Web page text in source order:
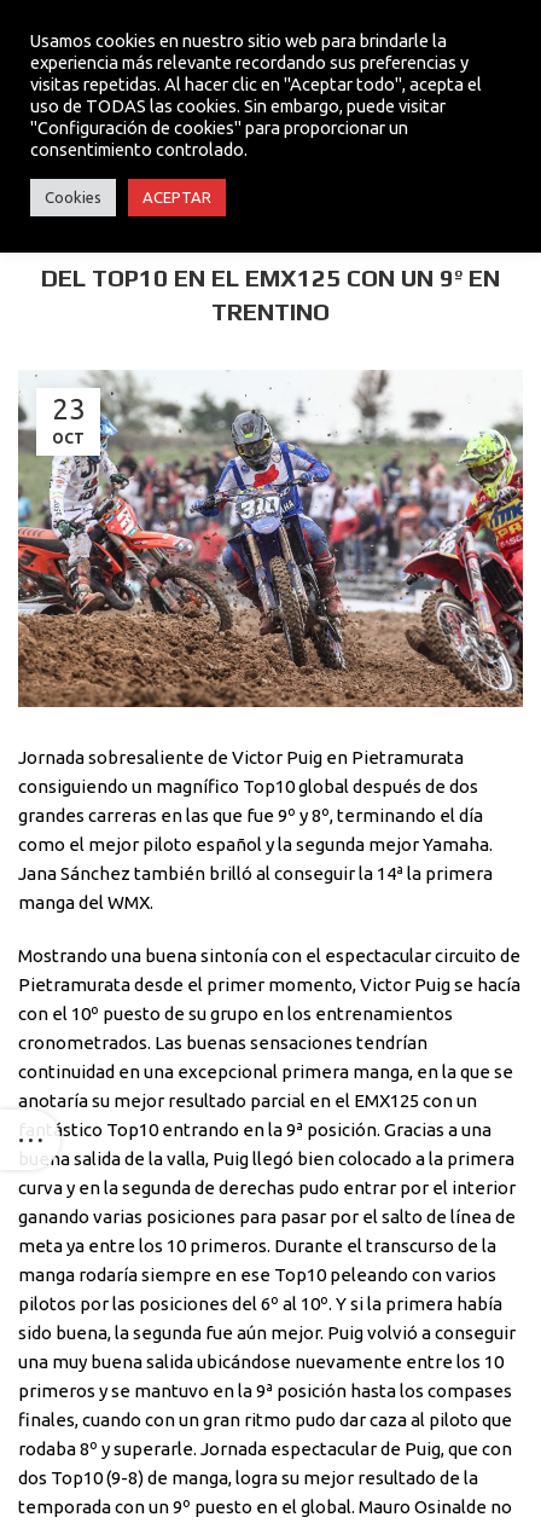
MENU
DEL TOP10 EN EL EMX125 CON UN 9º EN
TRENTINO
23
OCT
Jornada sobresaliente de Victor Puig en Pietramurata
consiguiendo un magnífico Top10 global después de dos
grandes carreras en las que fue 9º y 8º, terminando el día
como el mejor piloto español y la segunda mejor Yamaha.
Jana Sánchez también brilló al conseguir la 14ª la primera
manga del WMX.
Mostrando una buena sintonía con el espectacular circuito de
Pietramurata desde el primer momento, Victor Puig se hacía
con el 10º puesto de su grupo en los entrenamientos
cronometrados. Las buenas sensaciones tendrían
continuidad en una excepcional primera manga, en la que se
anotaría su mejor resultado parcial en el EMX125 con un
fantástico Top10 entrando en la 9ª posición. Gracias a una
buena salida de la valla, Puig llegó bien colocado a la primera
curva y en la segunda de derechas pudo entrar por el interior
ganando varias posiciones para pasar por el salto de línea de
meta ya entre los 10 primeros. Durante el transcurso de la
manga rodaría siempre en ese Top10 peleando con varios
pilotos por las posiciones del 6º al 10º. Y si la primera había
sido buena, la segunda fue aún mejor. Puig volvió a conseguir
una muy buena salida ubicándose nuevamente entre los 10
primeros y se mantuvo en la 9ª posición hasta los compases
finales, cuando con un gran ritmo pudo dar caza al piloto que
rodaba 8º y superarle. Jornada espectacular de Puig, que con
dos Top10 (9-8) de manga, logra su mejor resultado de la
temporada con un 9º puesto en el global. Mauro Osinalde no
Usamos cookies en nuestro sitio web para brindarle la
experiencia más relevante recordando sus preferencias y
visitas repetidas. Al hacer clic en "Aceptar todo", acepta el
uso de TODAS las cookies. Sin embargo, puede visitar
"Configuración de cookies" para proporcionar un
consentimiento controlado.
Cookies ACEPTAR